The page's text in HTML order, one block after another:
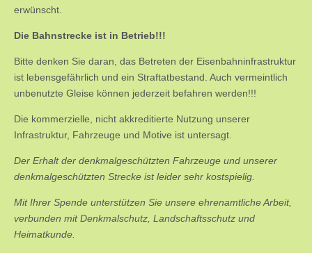
erwünscht.
Die Bahnstrecke ist in Betrieb!!!
Bitte denken Sie daran, das Betreten der Eisenbahninfrastruktur
ist lebensgefährlich und ein Straftatbestand. Auch vermeintlich
unbenutzte Gleise können jederzeit befahren werden!!!
Die kommerzielle, nicht akkreditierte Nutzung unserer
Infrastruktur, Fahrzeuge und Motive ist untersagt.
Der Erhalt der denkmalgeschützten Fahrzeuge und unserer
denkmalgeschützten Strecke ist leider sehr kostspielig.
Mit Ihrer Spende unterstützen Sie unsere ehrenamtliche Arbeit,
verbunden mit Denkmalschutz, Landschaftsschutz und
Heimatkunde.